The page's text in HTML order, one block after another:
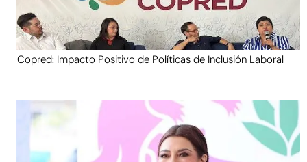
Copred: Impacto Positivo de Políticas de Inclusión Laboral